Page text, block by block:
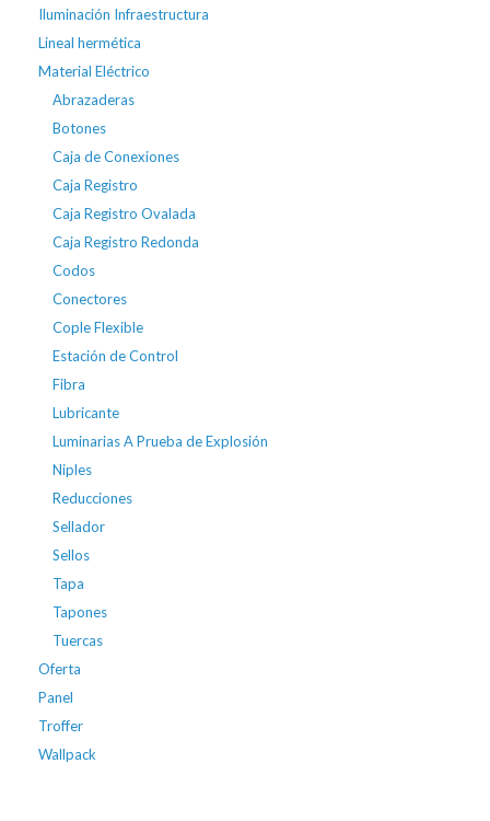
Iluminación Infraestructura
Lineal hermética
Material Eléctrico
Abrazaderas
Botones
Caja de Conexiones
Caja Registro
Caja Registro Ovalada
Caja Registro Redonda
Codos
Conectores
Cople Flexible
Estación de Control
Fibra
Lubricante
Luminarias A Prueba de Explosión
Niples
Reducciones
Sellador
Sellos
Tapa
Tapones
Tuercas
Oferta
Panel
Troffer
Wallpack